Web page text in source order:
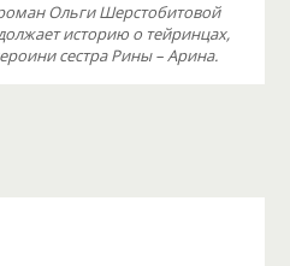
Ольги Шерстобитовой
историю о тейринцах,
сестра Рины – Арина.